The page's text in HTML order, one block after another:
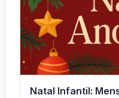
Natal Infantil: